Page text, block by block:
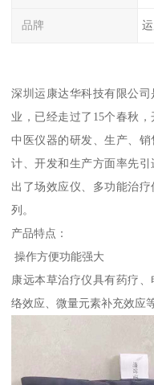
品牌
深圳运康达华科技有限公
业，已经走过了15个春秋
中医仪器的研发、生产、
计、开发和生产方面率先
出了场效应仪、多功能治
列。
产品特点：
操作方便功能强大
康远本草治疗仪具有药疗
络效应、微量元素补充效应